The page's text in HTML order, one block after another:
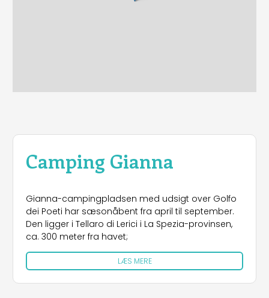
Camping Gianna
Gianna-campingpladsen med udsigt over Golfo
dei Poeti har sæsonåbent fra april til september.
Den ligger i Tellaro di Lerici i La Spezia-provinsen,
ca. 300 meter fra havet;
LÆS MERE